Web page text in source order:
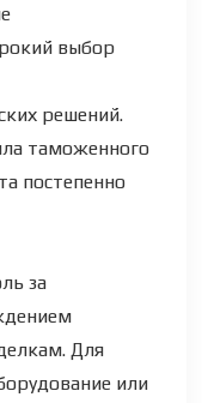
выбор
решений.
таможенного
постепенно
за
Для
или